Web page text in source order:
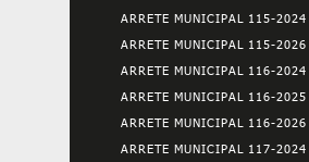
ARRETE MUNICIPAL 115-2024
ARRETE MUNICIPAL 115-2026
ARRETE MUNICIPAL 116-2024
ARRETE MUNICIPAL 116-2025
ARRETE MUNICIPAL 116-2026
ARRETE MUNICIPAL 117-2024